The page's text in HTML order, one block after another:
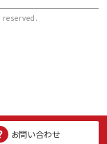
お問い合わせ